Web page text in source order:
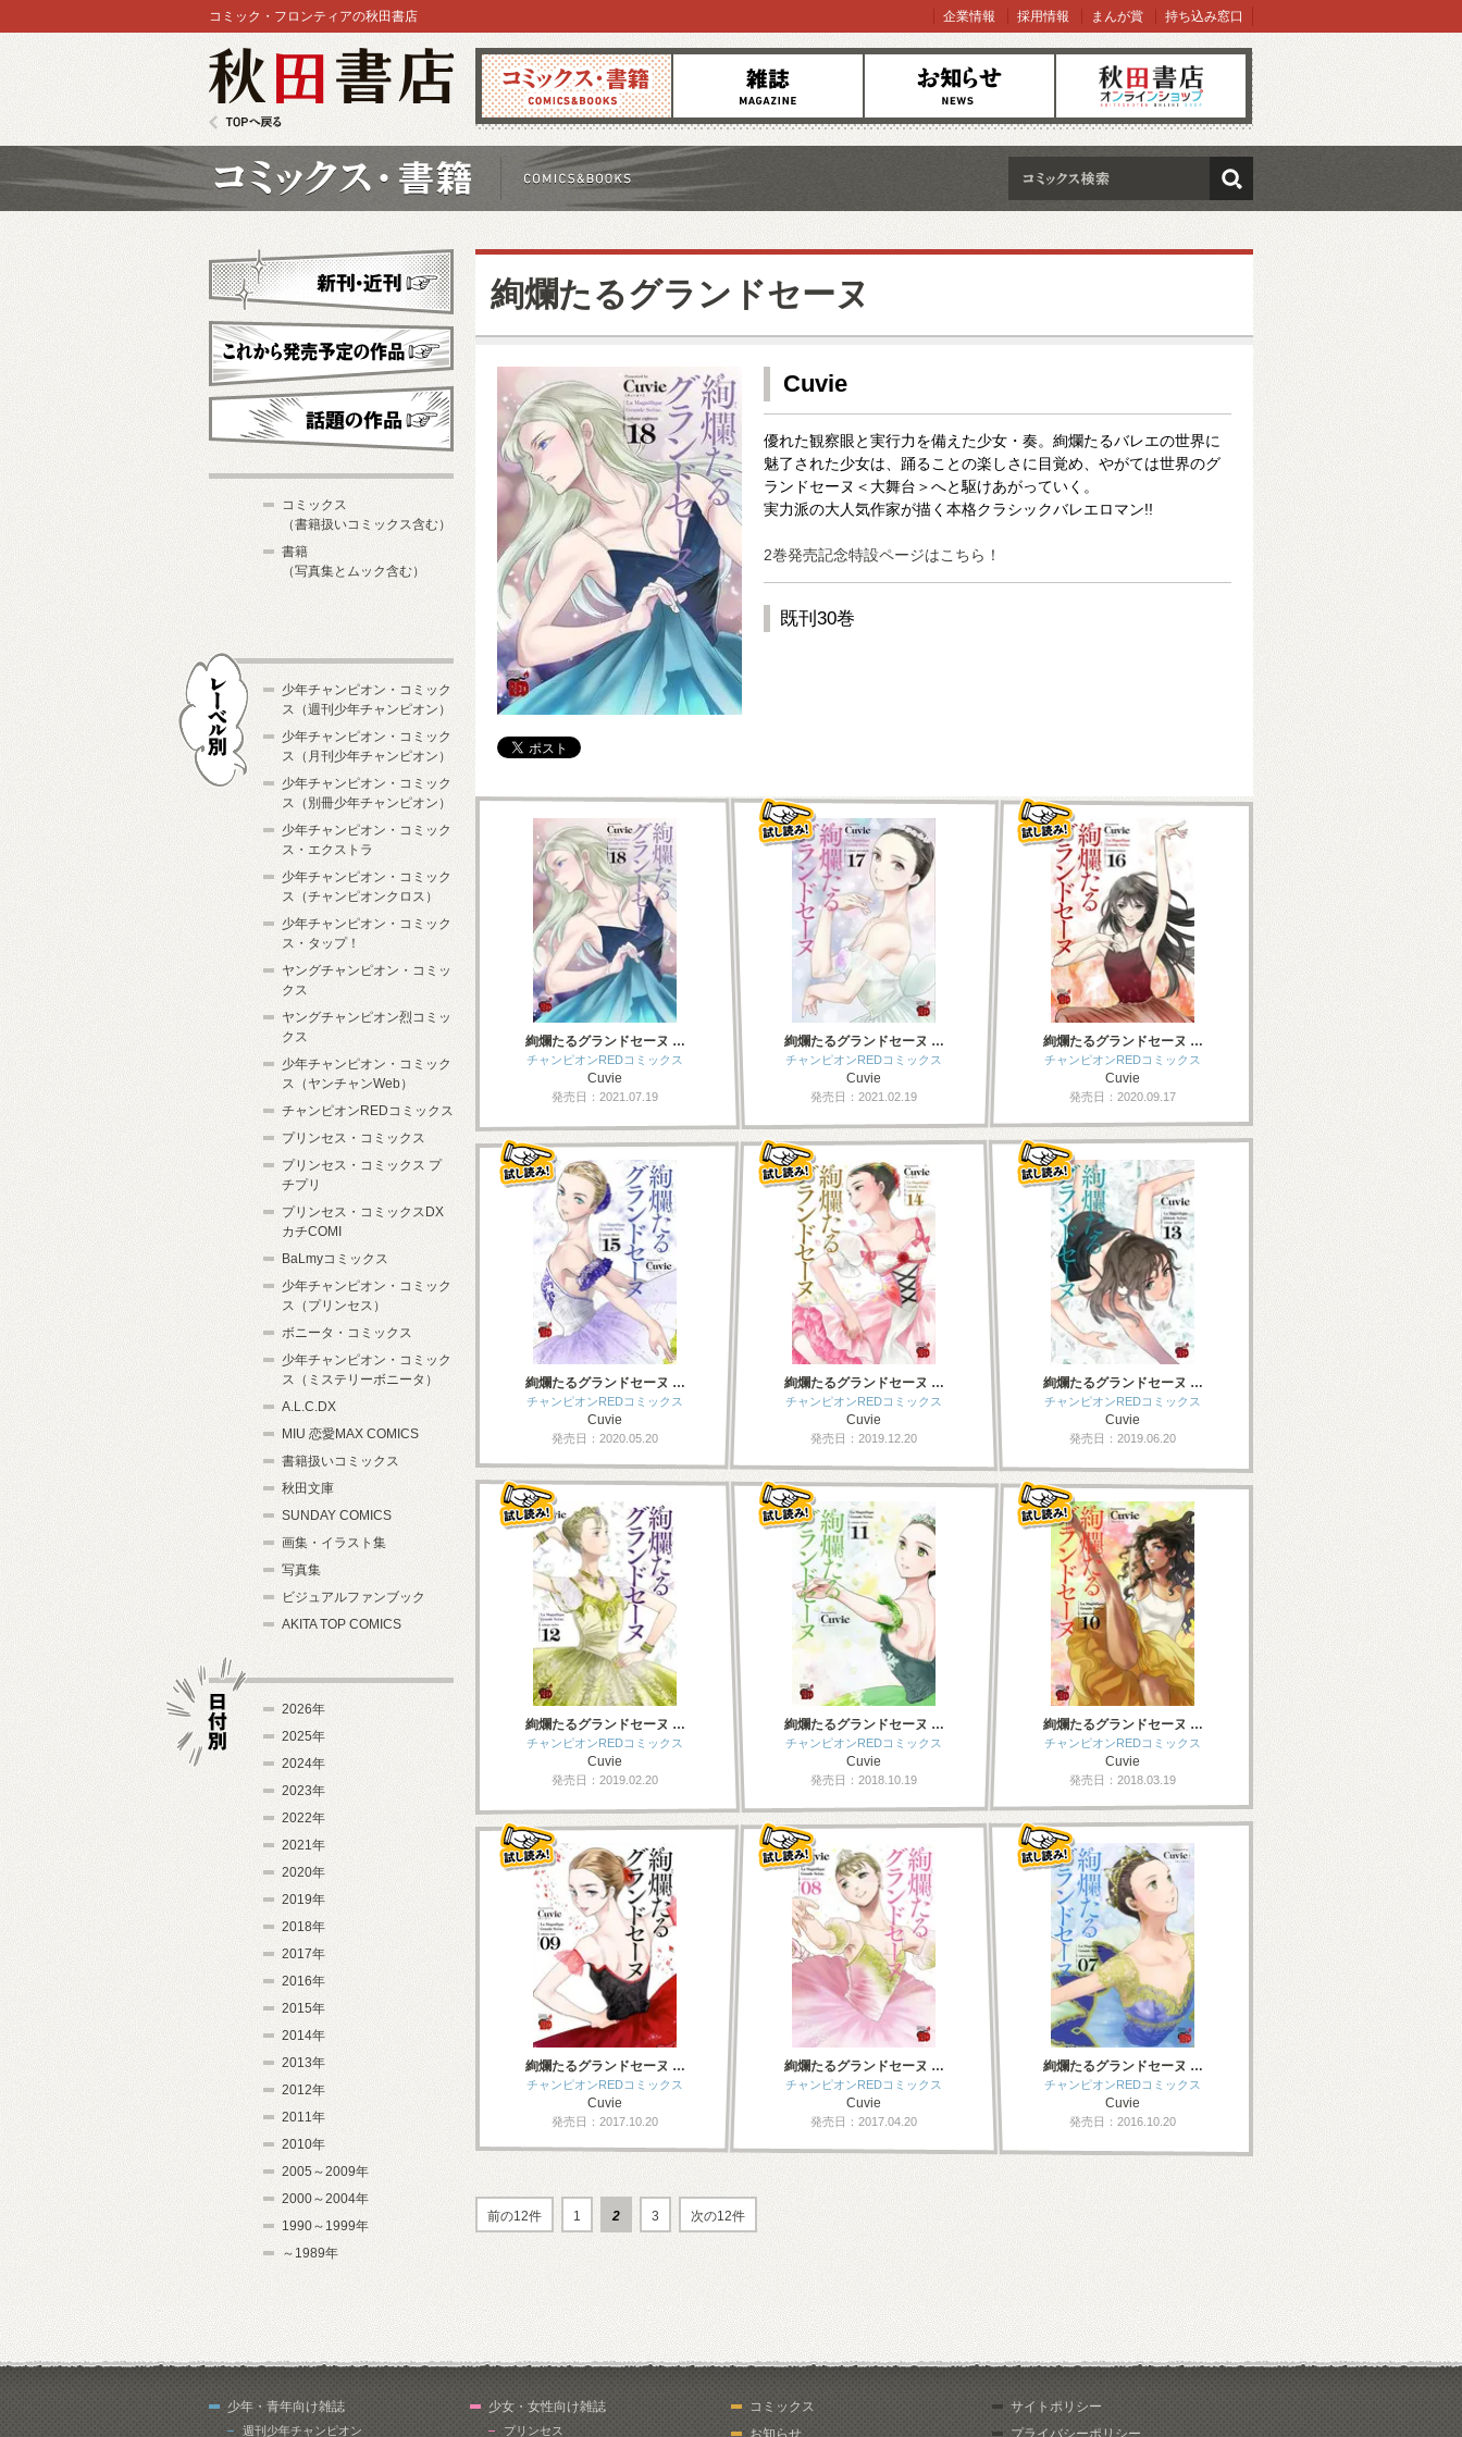
コミックス 雑誌 お知らせ オンラインショップ
コミック・フロンティアの秋田書店 企業情報 採用情報 まんが賞 持ち込み窓口
検索
絢爛たるグランドセーヌ
Cuvie
優れた観察眼と実行力を備えた少女・奏。絢爛たるバレエの世界に
魅了された少女は、踊ることの楽しさに目覚め、やがては世界のグ
ランドセーヌ＜大舞台＞へと駆けあがっていく。
実力派の大人気作家が描く本格クラシックバレエロマン!!
2巻発売記念特設ページはこちら！
既刊30巻
絢爛たるグランドセーヌ …
チャンピオンREDコミックス
Cuvie
発売日：2021.07.19
絢爛たるグランドセーヌ …
チャンピオンREDコミックス
Cuvie
発売日：2021.02.19
絢爛たるグランドセーヌ …
チャンピオンREDコミックス
Cuvie
発売日：2020.09.17
絢爛たるグランドセーヌ …
チャンピオンREDコミックス
Cuvie
発売日：2020.05.20
絢爛たるグランドセーヌ …
チャンピオンREDコミックス
Cuvie
発売日：2019.12.20
絢爛たるグランドセーヌ …
チャンピオンREDコミックス
Cuvie
発売日：2019.06.20
絢爛たるグランドセーヌ …
チャンピオンREDコミックス
Cuvie
発売日：2019.02.20
絢爛たるグランドセーヌ …
チャンピオンREDコミックス
Cuvie
発売日：2018.10.19
絢爛たるグランドセーヌ …
チャンピオンREDコミックス
Cuvie
発売日：2018.03.19
絢爛たるグランドセーヌ …
チャンピオンREDコミックス
Cuvie
発売日：2017.10.20
絢爛たるグランドセーヌ …
チャンピオンREDコミックス
Cuvie
発売日：2017.04.20
絢爛たるグランドセーヌ …
チャンピオンREDコミックス
Cuvie
発売日：2016.10.20
前の12件 1 2 3 次の12件
新刊・近刊
これから発売予定
コミックス
（書籍扱いコミックス含む）
書籍
（写真集とムック含む）
少年チャンピオン・コミック
ス（週刊少年チャンピオン）
少年チャンピオン・コミック
ス（月刊少年チャンピオン）
少年チャンピオン・コミック
ス（別冊少年チャンピオン）
少年チャンピオン・コミック
ス・エクストラ
少年チャンピオン・コミック
ス（チャンピオンクロス）
少年チャンピオン・コミック
ス・タップ！
ヤングチャンピオン・コミッ
クス
ヤングチャンピオン烈コミッ
クス
少年チャンピオン・コミック
ス（ヤンチャンWeb）
チャンピオンREDコミックス
プリンセス・コミックス
プリンセス・コミックス プ
チプリ
プリンセス・コミックスDX
カチCOMI
BaLmyコミックス
少年チャンピオン・コミック
ス（プリンセス）
ボニータ・コミックス
少年チャンピオン・コミック
ス（ミステリーボニータ）
A.L.C.DX
MIU 恋愛MAX COMICS
書籍扱いコミックス
秋田文庫
SUNDAY COMICS
画集・イラスト集
写真集
ビジュアルファンブック
AKITA TOP COMICS
2026年
2025年
2024年
2023年
2022年
2021年
2020年
2019年
2018年
2017年
2016年
2015年
2014年
2013年
2012年
2011年
2010年
2005～2009年
2000～2004年
1990～1999年
～1989年
少年・青年向け雑誌
週刊少年チャンピオン
少女・女性向け雑誌
プリンセス
コミックス
お知らせ
サイトポリシー
プライバシーポリシー